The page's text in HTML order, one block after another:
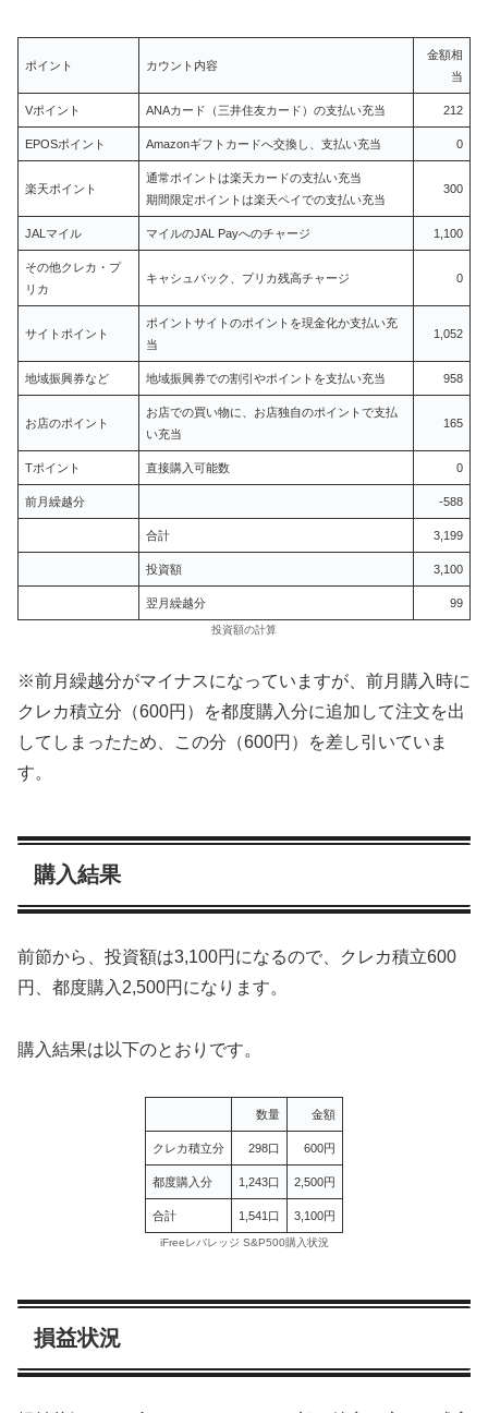
ポイント カウント内容
金額相
当
Vポイント ANAカード（三井住友カード）の支払い充当 212
EPOSポイント Amazonギフトカードへ交換し、支払い充当 0
楽天ポイント
通常ポイントは楽天カードの支払い充当
期間限定ポイントは楽天ペイでの支払い充当
300
JALマイル マイルのJAL Payへのチャージ 1,100
その他クレカ・プ
リカ
キャシュバック、プリカ残高チャージ 0
サイトポイント
ポイントサイトのポイントを現金化か支払い充
当
1,052
地域振興券など 地域振興券での割引やポイントを支払い充当 958
お店のポイント
お店での買い物に、お店独自のポイントで支払
い充当
165
Tポイント 直接購入可能数 0
前月繰越分 -588
合計 3,199
投資額 3,100
翌月繰越分 99
投資額の計算
※前月繰越分がマイナスになっていますが、前月購入時に
クレカ積立分（600円）を都度購入分に追加して注文を出
してしまったため、この分（600円）を差し引いていま
す。
購入結果
前節から、投資額は3,100円になるので、クレカ積立600
円、都度購入2,500円になります。
購入結果は以下のとおりです。
数量 金額
クレカ積立分 298口 600円
都度購入分 1,243口 2,500円
合計 1,541口 3,100円
iFreeレバレッジ S&P500購入状況
損益状況